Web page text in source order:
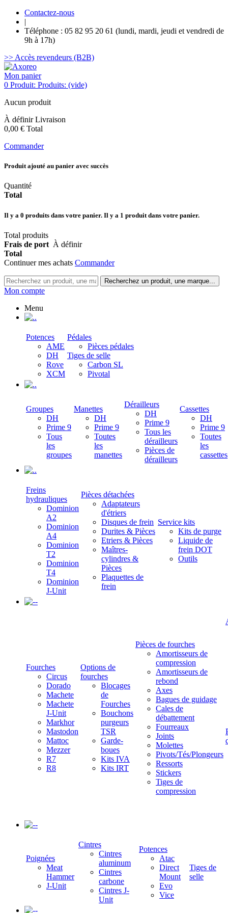
Contactez-nous
|
Téléphone : 05 82 95 20 61 (lundi, mardi, jeudi et vendredi de
9h à 17h)
>> Accès revendeurs (B2B)
Mon panier
0 Produit: Produits: (vide)
Aucun produit
À définirLivraison
0,00 € Total
Commander
Produit ajouté au panier avec succès
Quantité
Total
Il y a 0 produits dans votre panier. Il y a 1 produit dans votre panier.
Total produits
Frais de port À définir
Total
Continuer mes achats Commander
Recherchez un produit, une marque...
Mon compte
Menu
.
Potences
AME
DH
Rove
XCM
Pédales
Pièces pédales
Tiges de selle
Carbon SL
Pivotal
.
Groupes
DH
Prime 9
Tous
les
groupes
Manettes
DH
Prime 9
Toutes
les
manettes
Dérailleurs
DH
Prime 9
Tous les
dérailleurs
Pièces de
dérailleurs
Cassettes
DH
Prime 9
Toutes
les
cassettes
.
Freins
hydrauliques
Dominion
A2
Dominion
A4
Dominion
T2
Dominion
T4
Dominion
J-Unit
Pièces détachées
Adaptateurs
d'étriers
Disques de frein
Durites & Pièces
Etriers & Pièces
Maîtres-
cylindres &
Pièces
Plaquettes de
frein
Service kits
Kits de purge
Liquide de
frein DOT
Outils
-
Fourches
Circus
Dorado
Machete
Machete
J-Unit
Markhor
Mastodon
Mattoc
Mezzer
R7
R8
Options de
fourches
Blocages
de
Fourches
Bouchons
purgeurs
TSR
Garde-
boues
Kits IVA
Kits IRT
Pièces de fourches
Amortisseurs de
compression
Amortisseurs de
rebond
Axes
Bagues de guidage
Cales de
débattement
Fourreaux
Joints
Molettes
Pivots/Tés/Plongeurs
Ressorts
Stickers
Tiges de
compression
-
Poignées
Meat
Hammer
J-Unit
Cintres
Cintres
aluminum
Cintres
carbone
Cintres J-
Unit
Potences
Atac
Direct
Mount
Evo
Vice
Tiges de
selle
-